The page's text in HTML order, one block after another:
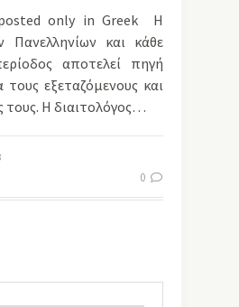
only in Greek Η
Πανελληνίων και κάθε
αποτελεί πηγή
τους εξεταζόμενους και
τους. Η διαιτολόγος…
0